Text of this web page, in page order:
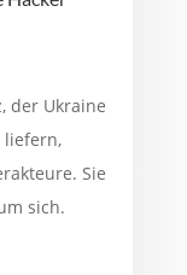
der Ukraine
liefern,
Sie
sich.